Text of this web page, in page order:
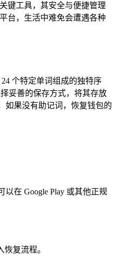
键工具，其安全与便捷管理
台，生活中难免会遭遇各种
个特定单词组成的独特序
妥善的保存方式，将其存放
如果没有助记词，恢复钱包的
在 Google Play 或其他正规
复流程。